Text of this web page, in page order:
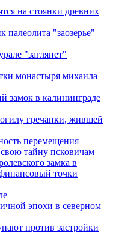
на стоянки древних
палеолита "заозерье"
"заглянет"
монастыря михаила
замок в калининграде
гречанки, жившей
перемещения
тайну псковичам
замка в
точки
эпохи в северном
против застройки